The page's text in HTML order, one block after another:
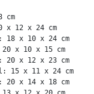
cm
x 12 x 24 cm
18 x 10 x 24 cm
x 10 x 15 cm
20 x 12 x 23 cm
15 x 11 x 24 cm
20 x 14 x 18 cm